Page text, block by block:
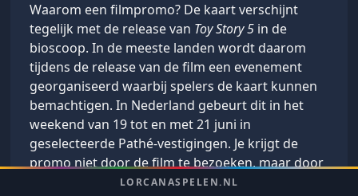
Waarom een filmpromo? De kaart verschijnt
tegelijk met de release van Toy Story 5 in de
bioscoop. In de meeste landen wordt daarom
tijdens de release van de film een evenement
georganiseerd waarbij spelers de kaart kunnen
bemachtigen. In Nederland gebeurt dit in het
weekend van 19 tot en met 21 juni in
geselecteerde Pathé-vestigingen. Je krijgt de
promo niet door de film te bezoeken, maar door
te leren spelen. Op welke dag en tijd het
LORCANASPELEN.NL